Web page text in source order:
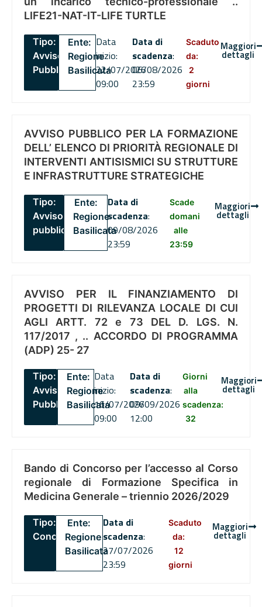
LIFE21-NAT-IT-LIFE TURTLE
Tipo:
Avviso
Pubblico
Ente:
Regione
Basilicata
Data
inizio:
22/07/2026
09:00
Data di
scadenza:
06/08/2026
23:59
Scaduto
da:
2
giorni
Maggiori
dettagli
AVVISO PUBBLICO PER LA FORMAZIONE
DELL’ ELENCO DI PRIORITÀ REGIONALE DI
INTERVENTI ANTISISMICI SU STRUTTURE
E INFRASTRUTTURE STRATEGICHE
Tipo:
Avviso
pubblico
Ente:
Regione
Basilicata
Data di
scadenza:
09/08/2026
23:59
Scade
domani
alle
23:59
Maggiori
dettagli
AVVISO PER IL FINANZIAMENTO DI
PROGETTI DI RILEVANZA LOCALE DI CUI
AGLI ARTT. 72 e 73 DEL D. LGS. N.
117/2017 , .. ACCORDO DI PROGRAMMA
(ADP) 25- 27
Tipo:
Avviso
Pubblico
Ente:
Regione
Basilicata
Data
inizio:
16/07/2026
09:00
Data di
scadenza:
09/09/2026
12:00
Giorni
alla
scadenza:
32
Maggiori
dettagli
Bando di Concorso per l’accesso al Corso
regionale di Formazione Specifica in
Medicina Generale – triennio 2026/2029
Tipo:
Concorsi
Ente:
Regione
Basilicata
Data di
scadenza:
27/07/2026
23:59
Scaduto
da:
12
giorni
Maggiori
dettagli